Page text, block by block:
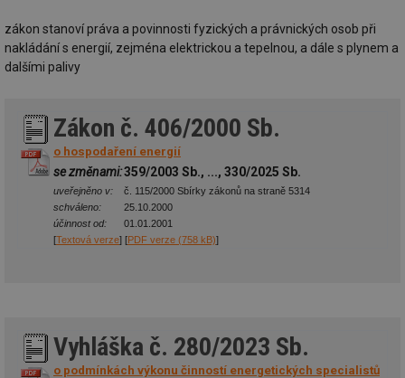
zákon stanoví práva a povinnosti fyzických a právnických osob při
nakládání s energií, zejména elektrickou a tepelnou, a dále s plynem a
dalšími palivy
Zákon č. 406/2000 Sb.
o hospodaření energií
se změnami:359/2003 Sb., ..., 330/2025 Sb.
uveřejněno v:
č. 115/2000 Sbírky zákonů na straně 5314
schváleno:
25.10.2000
účinnost od:
01.01.2001
[Textová verze] [PDF verze (758 kB)]
Vyhláška č. 280/2023 Sb.
o podmínkách výkonu činností energetických specialistů